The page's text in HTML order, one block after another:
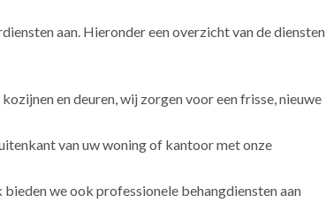
aan. Hieronder een overzicht van de diensten
en deuren, wij zorgen voor een frisse, nieuwe
van uw woning of kantoor met onze
we ook professionele behangdiensten aan